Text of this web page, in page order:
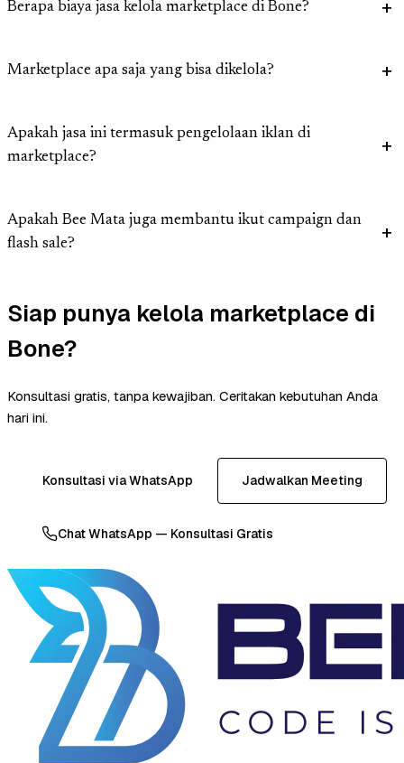
Berapa biaya jasa kelola marketplace di Bone?
Marketplace apa saja yang bisa dikelola?
Apakah jasa ini termasuk pengelolaan iklan di
marketplace?
Apakah Bee Mata juga membantu ikut campaign dan
flash sale?
Siap punya kelola marketplace di
Bone?
Konsultasi gratis, tanpa kewajiban. Ceritakan kebutuhan Anda
hari ini.
Konsultasi via WhatsApp Jadwalkan Meeting
Chat WhatsApp — Konsultasi Gratis